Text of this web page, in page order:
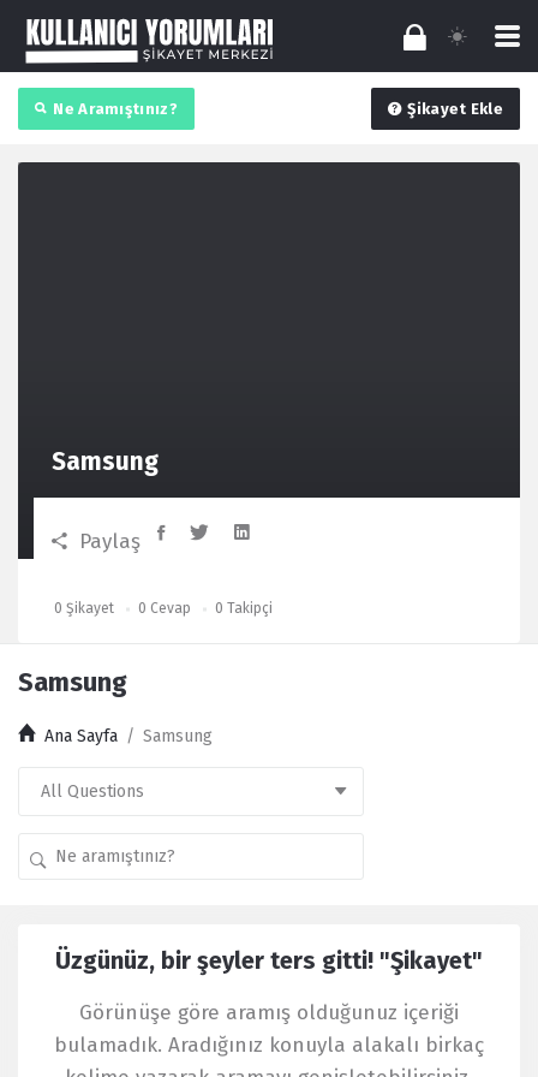
Ne Aramıştınız? Şikayet Ekle
Samsung
Paylaş
0 Takipçi
0 Cevap
0 Şikayet
Samsung
Ana Sayfa / Samsung
Kullanıcı
Yorumları
Latest
Şikayet
Üzgünüz, bir şeyler ters gitti! "Şikayet"
Görünüşe göre aramış olduğunuz içeriği
bulamadık. Aradığınız konuyla alakalı birkaç